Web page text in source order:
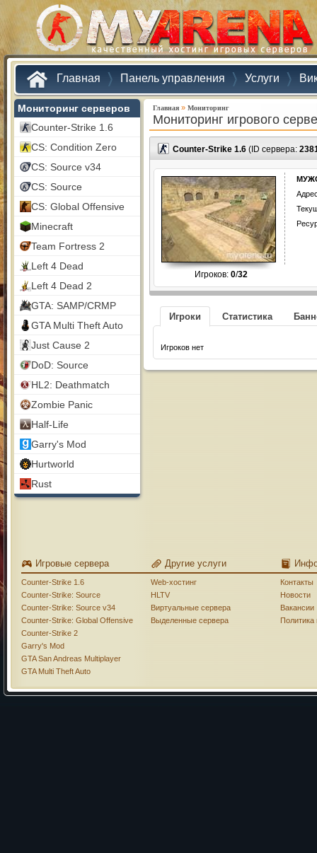
Главная Панель управления Услуги
Мониторинг серверов
Counter-Strike 1.6
CS: Condition Zero
CS: Source v34
CS: Source
CS: Global Offensive
Minecraft
Team Fortress 2
Left 4 Dead
Left 4 Dead 2
GTA: SAMP/CRMP
GTA Multi Theft Auto
Just Cause 2
DoD: Source
HL2: Deathmatch
Zombie Panic
Half-Life
Garry's Mod
Hurtworld
Rust
Главная » Мониторинг
Мониторинг игрового
Counter-Strike 1.6 (ID сервера:
Игроков: 0/32
Игроки Статистика
Игроков нет
Игровые сервера
Counter-Strike 1.6
Counter-Strike: Source
Counter-Strike: Source v34
Counter-Strike: Global Offensive
Counter-Strike 2
Garry's Mod
GTA San Andreas Multiplayer
GTA Multi Theft Auto
Другие услуги
Web-хостинг
HLTV
Виртуальные сервера
Выделенные сервера
Контакты
Новости
Вакансии
Политика